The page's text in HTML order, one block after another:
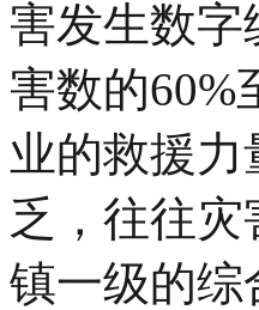
害发生数
害数的60%
业的救援
乏，往往
镇一级的综